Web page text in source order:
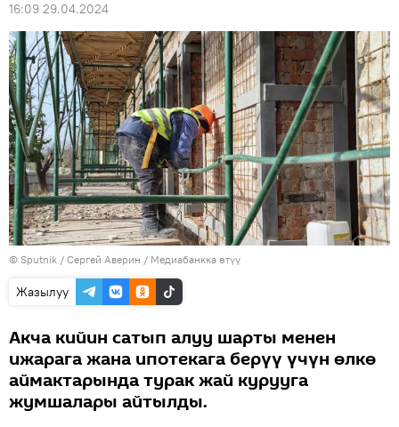
16:09 29.04.2024
© Sputnik / Сергей Аверин / Медиабанкка өтүү
Жазылуу
Акча кийин сатып алуу шарты менен
ижарага жана ипотекага берүү үчүн өлкө
аймактарында турак жай курууга
жумшалары айтылды.